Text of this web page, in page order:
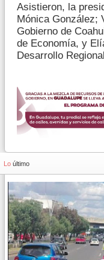
Asistieron, la
Mónica González;
Gobierno de
de Economía, y
Desarrollo
Lo último